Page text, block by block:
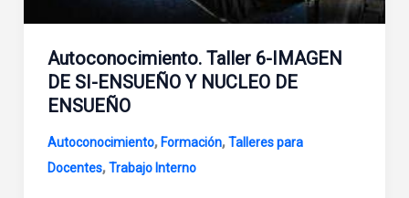
Autoconocimiento. Taller 6-IMAGEN
DE SI-ENSUEÑO Y NUCLEO DE
ENSUEÑO
Autoconocimiento, Formación,Talleres para
Docentes,Trabajo Interno